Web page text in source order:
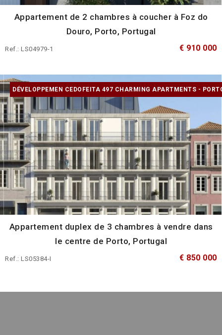
Appartement de 2 chambres à coucher à Foz do
Douro, Porto, Portugal
Ref.: LS04979-1 € 910 000
DÉVELOPPEMEN CEDOFEITA 497 CHARMING APARTMENTS -
Appartement duplex de 3 chambres à vendre dans
le centre de Porto, Portugal
Ref.: LS05384-I € 850 000